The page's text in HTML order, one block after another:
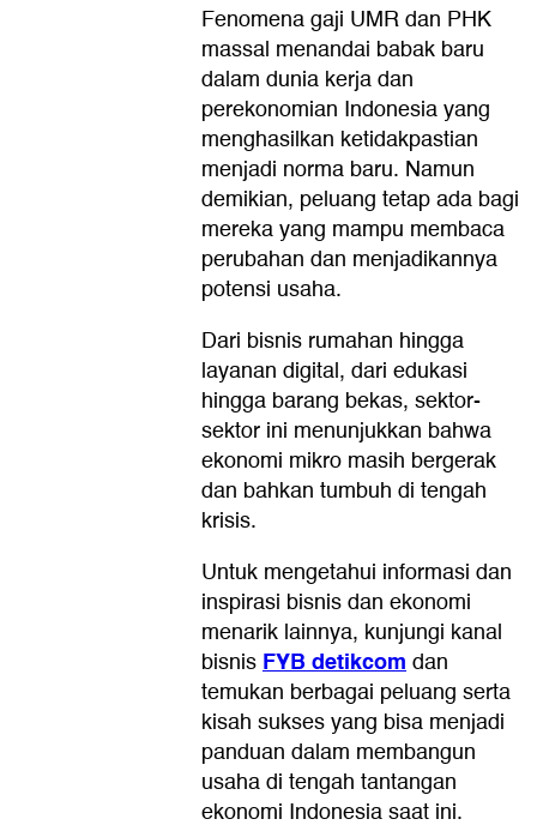
Fenomena gaji UMR dan PHK
massal menandai babak baru
dalam dunia kerja dan
perekonomian Indonesia yang
menghasilkan ketidakpastian
menjadi norma baru. Namun
demikian, peluang tetap ada bagi
mereka yang mampu membaca
perubahan dan menjadikannya
potensi usaha.
Dari bisnis rumahan hingga
layanan digital, dari edukasi
hingga barang bekas, sektor-
sektor ini menunjukkan bahwa
ekonomi mikro masih bergerak
dan bahkan tumbuh di tengah
krisis.
Untuk mengetahui informasi dan
inspirasi bisnis dan ekonomi
menarik lainnya, kunjungi kanal
bisnisFYB detikcomdan
temukan berbagai peluang serta
kisah sukses yang bisa menjadi
panduan dalam membangun
usaha di tengah tantangan
ekonomi Indonesia saat ini.